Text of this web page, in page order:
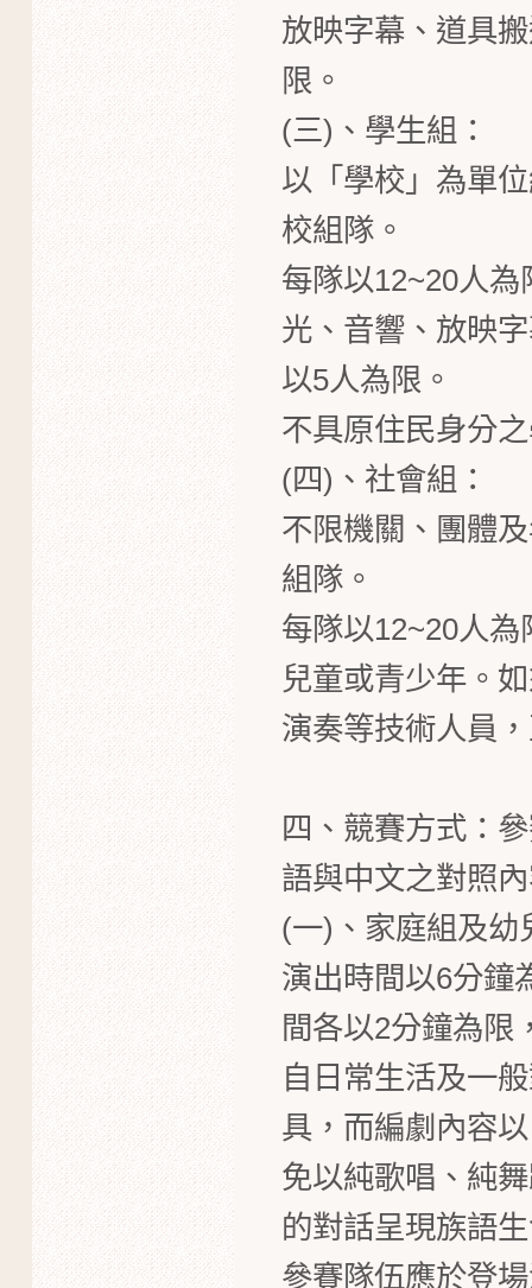
放映字幕、道具
限。
(三)、學生組：
以「學校」為單
校組隊。
每隊以12~20人
光、音響、放映
以5人為限。
不具原住民身分
(四)、社會組：
不限機關、團體
組隊。
每隊以12~20人
兒童或青少年。
演奏等技術人員
四、競賽方式：
語與中文之對照
(一)、家庭組及幼
演出時間以6分鐘
間各以2分鐘為限
自日常生活及一
具，而編劇內容
免以純歌唱、純
的對話呈現族語
參賽隊伍應於登